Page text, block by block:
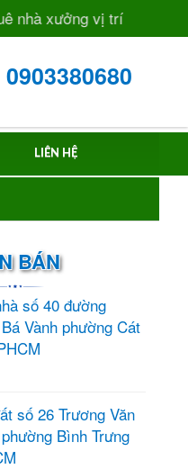
xưởng vị trí sát mặt tiền
0903380680
LIÊN HỆ
BÁN
số 40 đường
Vành phường Cát
số 26 Trương Văn
Bình Trưng